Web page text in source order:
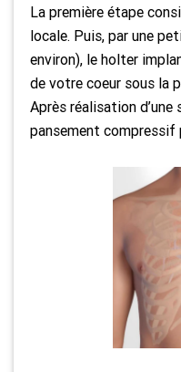
La première étape
locale. Puis, par une
environ), le holter
de votre coeur sous la
Après réalisation d’une
pansement compressif